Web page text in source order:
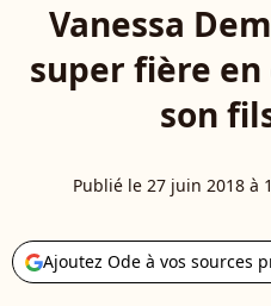
Vanessa
super fière
son
Publié le 27 juin 2018 à
Ajoutez Ode à vos sources